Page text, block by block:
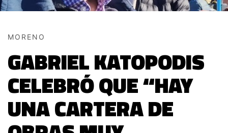
MORENO
GABRIEL KATOPODIS
CELEBRÓ QUE “HAY
UNA CARTERA DE